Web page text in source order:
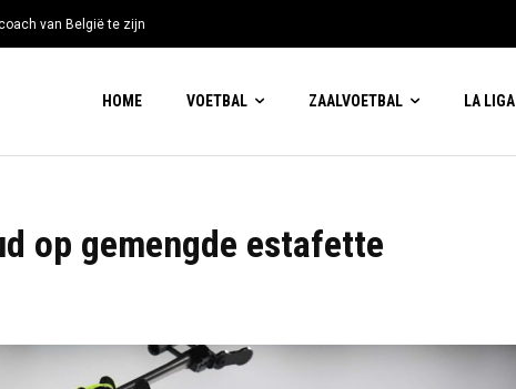
van België te zijn
HOME VOETBAL ZAALVOETBAL LA LIGA
op gemengde estafette